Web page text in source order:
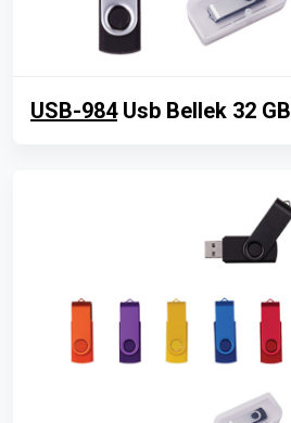
USB-984Usb Bellek 32 GB